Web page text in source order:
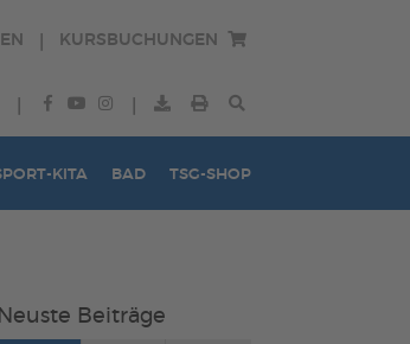
KURSBUCHUNGEN
KITA BAD TSG-SHOP
Neuste Beiträge